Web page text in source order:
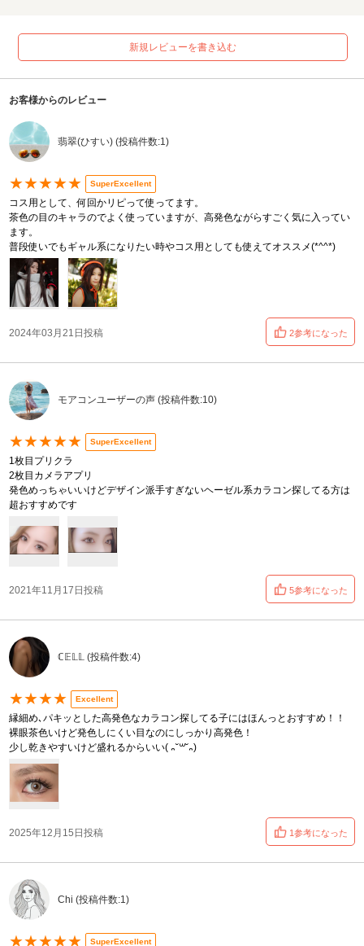
新規レビューを書き込む
お客様からのレビュー
翡翠(ひすい) (投稿件数:1)
★★★★★ SuperExcellent
コス用として、何回かリピって使ってます。
茶色の目のキャラのでよく使っていますが、高発色ながらすごく気に入ってい
ます。
普段使いでもギャル系になりたい時やコス用としても使えてオススメ(*^^*)
2024年03月21日投稿 2参考になった
モアコンユーザーの声 (投稿件数:10)
★★★★★ SuperExcellent
1枚目プリクラ
2枚目カメラアプリ
発色めっちゃいいけどデザイン派手すぎないヘーゼル系カラコン探してる方は
超おすすめです
2021年11月17日投稿 5参考になった
ℂ𝔼𝕃𝕃 (投稿件数:4)
★★★★ Excellent
縁細め､パキッとした高発色なカラコン探してる子にはほんっとおすすめ！！
裸眼茶色いけど発色しにくい目なのにしっかり高発色！
少し乾きやすいけど盛れるからいい( ᎔˘꒳˘᎔)
2025年12月15日投稿 1参考になった
Chi (投稿件数:1)
★★★★★ SuperExcellent